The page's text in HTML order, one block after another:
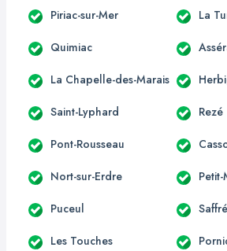
Piriac-sur-Mer La
Quimiac
La Chapelle-des-Marais
Saint-Lyphard Rezé
Pont-Rousseau
Nort-sur-Erdre Petit-
Puceul Saffré
Les Touches